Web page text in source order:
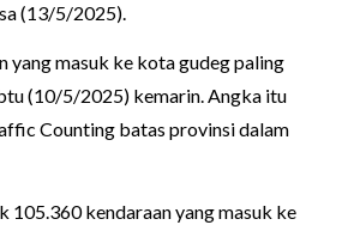
(13/5/2025).
yang masuk ke kota gudeg paling
(10/5/2025) kemarin. Angka itu
Counting batas provinsi dalam
105.360 kendaraan yang masuk ke